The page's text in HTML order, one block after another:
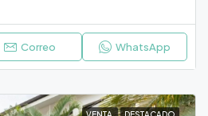
Correo WhatsApp